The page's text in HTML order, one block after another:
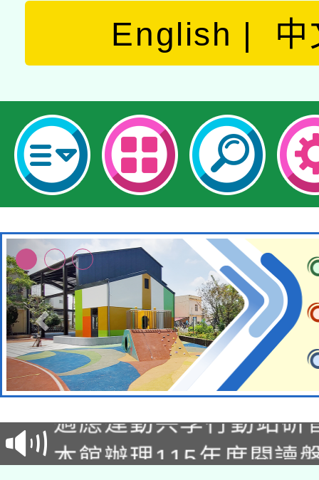
English 中
本校115學年度第2次
招)
本館辦理115年度閱讀